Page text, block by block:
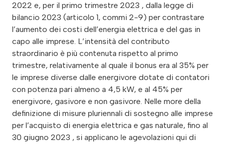
2022 e, per il primo trimestre 2023 , dalla legge di
bilancio 2023 (articolo 1, commi 2-9) per contrastare
l’aumento dei costi dell’energia elettrica e del gas in
capo alle imprese. L’intensità del contributo
straordinario è più contenuta rispetto al primo
trimestre, relativamente al quale il bonus era al 35% per
le imprese diverse dalle energivore dotate di contatori
con potenza pari almeno a 4,5 kW, e al 45% per
energivore, gasivore e non gasivore. Nelle more della
definizione di misure pluriennali di sostegno alle imprese
per l’acquisto di energia elettrica e gas naturale, fino al
30 giugno 2023 , si applicano le agevolazioni qui di